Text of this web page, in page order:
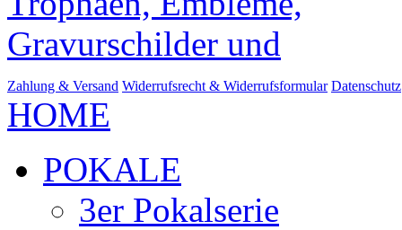
Zahlung & Versand Widerrufsrecht & Widerrufsformular Datenschutz
HOME
POKALE
3er Pokalserie